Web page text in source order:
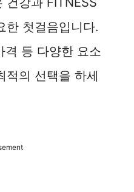
한 첫걸음입니다.
격 등 다양한 요소
적의 선택을 하세